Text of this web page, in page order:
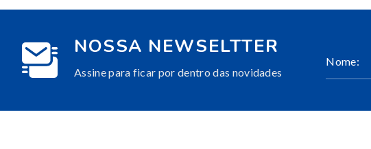
NOSSA NEWSELTTER
Assine para ficar por dentro das novidades